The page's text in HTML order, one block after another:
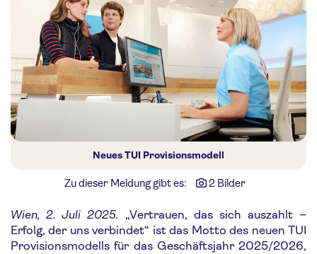
Neues TUI Provisionsmodell
Zu dieser Meldung gibt es: 2 Bilder
Wien, 2. Juli 2025. „Vertrauen, das sich auszahlt –
Erfolg, der uns verbindet“ ist das Motto des neuen TUI
Provisionsmodells für das Geschäftsjahr 2025/2026,